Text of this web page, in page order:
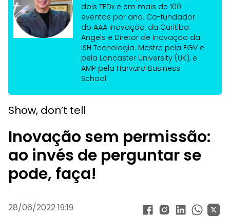
dois TEDx e em mais de 100
eventos por ano. Co-fundador
do AAA Inovação, da Curitiba
Angels e Diretor de Inovação da
ISH Tecnologia. Mestre pela FGV e
pela Lancaster University (UK), e
AMP pela Harvard Business
School.
Show, don’t tell
Inovação sem permissão:
ao invés de perguntar se
pode, faça!
28/06/2022 19:19